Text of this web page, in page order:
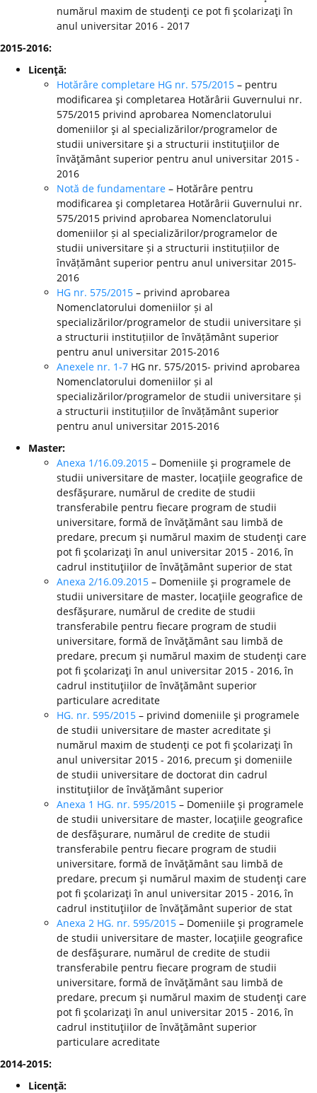
numărul maxim de studenţi ce pot fi şcolarizaţi în
anul universitar 2016 - 2017
2015-2016:
Licenţă:
Hotărâre completare HG nr. 575/2015 – pentru
modificarea şi completarea Hotărârii Guvernului nr.
575/2015 privind aprobarea Nomenclatorului
domeniilor şi al specializărilor/programelor de
studii universitare şi a structurii instituţiilor de
învăţământ superior pentru anul universitar 2015 -
2016
Notă de fundamentare – Hotărâre pentru
modificarea şi completarea Hotărârii Guvernului nr.
575/2015 privind aprobarea Nomenclatorului
domeniilor și al specializărilor/programelor de
studii universitare și a structurii instituțiilor de
învățământ superior pentru anul universitar 2015-
2016
HG nr. 575/2015 – privind aprobarea
Nomenclatorului domeniilor și al
specializărilor/programelor de studii universitare și
a structurii instituțiilor de învățământ superior
pentru anul universitar 2015-2016
Anexele nr. 1-7 HG nr. 575/2015- privind aprobarea
Nomenclatorului domeniilor și al
specializărilor/programelor de studii universitare și
a structurii instituțiilor de învățământ superior
pentru anul universitar 2015-2016
Master:
Anexa 1/16.09.2015 – Domeniile şi programele de
studii universitare de master, locaţiile geografice de
desfăşurare, numărul de credite de studii
transferabile pentru fiecare program de studii
universitare, formă de învăţământ sau limbă de
predare, precum şi numărul maxim de studenţi care
pot fi şcolarizaţi în anul universitar 2015 - 2016, în
cadrul instituţiilor de învăţământ superior de stat
Anexa 2/16.09.2015 – Domeniile şi programele de
studii universitare de master, locaţiile geografice de
desfăşurare, numărul de credite de studii
transferabile pentru fiecare program de studii
universitare, formă de învăţământ sau limbă de
predare, precum şi numărul maxim de studenţi care
pot fi şcolarizaţi în anul universitar 2015 - 2016, în
cadrul instituţiilor de învăţământ superior
particulare acreditate
HG. nr. 595/2015 – privind domeniile şi programele
de studii universitare de master acreditate şi
numărul maxim de studenţi ce pot fi şcolarizaţi în
anul universitar 2015 - 2016, precum şi domeniile
de studii universitare de doctorat din cadrul
instituţiilor de învăţământ superior
Anexa 1 HG. nr. 595/2015 – Domeniile şi programele
de studii universitare de master, locaţiile geografice
de desfăşurare, numărul de credite de studii
transferabile pentru fiecare program de studii
universitare, formă de învăţământ sau limbă de
predare, precum şi numărul maxim de studenţi care
pot fi şcolarizaţi în anul universitar 2015 - 2016, în
cadrul instituţiilor de învăţământ superior de stat
Anexa 2 HG. nr. 595/2015 – Domeniile şi programele
de studii universitare de master, locaţiile geografice
de desfăşurare, numărul de credite de studii
transferabile pentru fiecare program de studii
universitare, formă de învăţământ sau limbă de
predare, precum şi numărul maxim de studenţi care
pot fi şcolarizaţi în anul universitar 2015 - 2016, în
cadrul instituţiilor de învăţământ superior
particulare acreditate
2014-2015:
Licenţă: